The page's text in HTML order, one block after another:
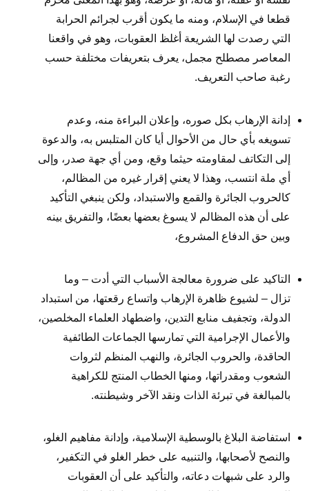
قطعا في الإسلام، ومنه ما يكون أقرب لجرائم الحرابة
التي رصدت لها الشريعة أغلظ العقوبات، وهو في واقعنا
المعاصر مصطلح مجمل، يعرف بتعريفات مختلفة حسب
رغبة صاحب التعريف.
إدانة الإرهاب بكل صوره، وإعلان البراءة منه، وعدم
تسويغه بأي حال من الأحوال أيا كان المتلبس به، والدعوة
إلى التكاتف لمقاومته حيثما وقع، ومن أي جهة صدر، وإلى
أي ملة انتسب، وهذا لا يعني إقرار غيره من المظالم،
كالحروب الجائرة والقمع والاستبداد، ولكن ينبغي التأكيد
على أن هذه المظالم لا يسوغ بعضها بعضًا، والتفريق بينه
وبين حق الدفاع المشروع،
التاكيد على ضرورة معالجة الأسباب التي أدت – وما
تزال – لشيوع ظاهرة الإرهاب واتساع رقعتها، من استبداد
الدولة، وتجفيف منابع التدين، واضطهاد العلماء المخلصين،
والأعمال الإجرامية التي تمارسها الجماعات الطائفية
الحاقدة، والحروب الجائرة، والنهب المنظم لثروات
الشعوب ومقدراتها، ومنها الخطاب المنتج للكراهية
بالمبالغة في تبرئة الذات ونقد الآخر وشيطنته.
استفاضة البلاغ بالوسطية الإسلامية، وإدانة مفاهيم الغلو،
والنصح لأصحابها، والتنبيه على خطر الغلو في التكفير،
والرد على شبهات دعاته، والتأكيد على أن العقوبات